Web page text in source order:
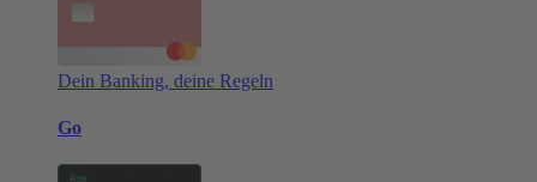
Dein Banking, deine Regeln
Go